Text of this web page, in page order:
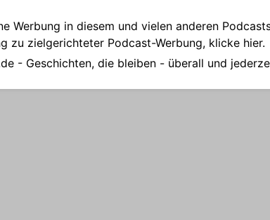
Werbung in diesem und vielen anderen
zu zielgerichteter Podcast-Werbung, klicke hier.
- Geschichten, die bleiben - überall und